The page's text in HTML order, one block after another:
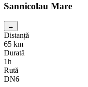
Sannicolau Mare
→
Distanță
65 km
Durată
1h
Rută
DN6